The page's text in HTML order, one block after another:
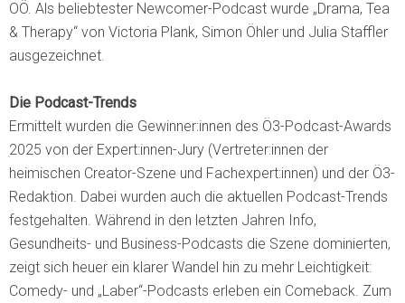
OÖ. Als beliebtester Newcomer-Podcast wurde „Drama, Tea
& Therapy“ von Victoria Plank, Simon Öhler und Julia Staffler
ausgezeichnet.
Die Podcast-Trends
Ermittelt wurden die Gewinner:innen des Ö3-Podcast-Awards
2025 von der Expert:innen-Jury (Vertreter:innen der
heimischen Creator-Szene und Fachexpert:innen) und der Ö3-
Redaktion. Dabei wurden auch die aktuellen Podcast-Trends
festgehalten. Während in den letzten Jahren Info,
Gesundheits- und Business-Podcasts die Szene dominierten,
zeigt sich heuer ein klarer Wandel hin zu mehr Leichtigkeit:
Comedy- und „Laber“-Podcasts erleben ein Comeback. Zum